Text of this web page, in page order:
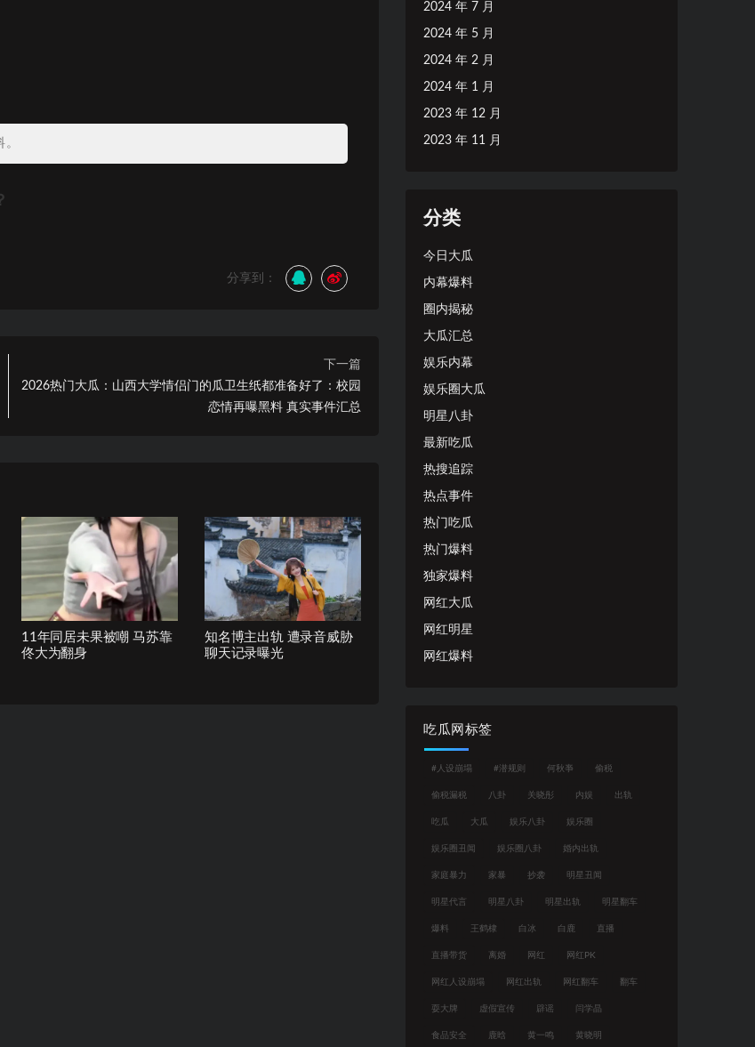
分享到：
下一篇
2026热门大瓜：山西大学情侣门的瓜卫生纸都准备好了：校园
恋情再曝黑料 真实事件汇总
11年同居未果被嘲 马苏靠
佟大为翻身
知名博主出轨 遭录音威胁
聊天记录曝光
2024 年 7 月
2024 年 5 月
2024 年 2 月
2024 年 1 月
2023 年 12 月
2023 年 11 月
分类
今日大瓜
内幕爆料
圈内揭秘
大瓜汇总
娱乐内幕
娱乐圈大瓜
明星八卦
最新吃瓜
热搜追踪
热点事件
热门吃瓜
热门爆料
独家爆料
网红大瓜
网红明星
网红爆料
吃瓜网标签
#人设崩塌 #潜规则 何秋亊 偷税
偷税漏税 八卦 关晓彤 内娱 出轨
吃瓜 大瓜 娱乐八卦 娱乐圈
娱乐圈丑闻 娱乐圈八卦 婚内出轨
家庭暴力 家暴 抄袭 明星丑闻
明星代言 明星八卦 明星出轨 明星翻车
爆料 王鹤棣 白冰 白鹿 直播
直播带货 离婚 网红 网红PK
网红人设崩塌 网红出轨 网红翻车 翻车
耍大牌 虚假宣传 辟谣 闫学晶
食品安全 鹿晗 黄一鸣 黄晓明